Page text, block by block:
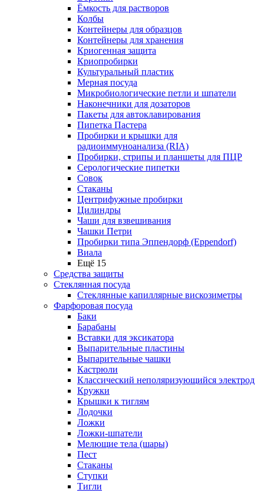
Ёмкость для растворов
Колбы
Контейнеры для образцов
Контейнеры для хранения
Криогенная защита
Криопробирки
Культуральный пластик
Мерная посуда
Микробиологические петли и шпатели
Наконечники для дозаторов
Пакеты для автоклавирования
Пипетка Пастера
Пробирки и крышки для
радиоиммуноанализа (RIA)
Пробирки, стрипы и планшеты для ПЦР
Серологические пипетки
Совок
Стаканы
Центрифужные пробирки
Цилиндры
Чаши для взвешивания
Чашки Петри
Пробирки типа Эппендорф (Eppendorf)
Виала
Ещё 15
Средства защиты
Стеклянная посуда
Стеклянные капиллярные вискозиметры
Фарфоровая посуда
Баки
Барабаны
Вставки для эксикатора
Выпарительные пластины
Выпарительные чашки
Кастрюли
Классический неполяризующийся электрод
Кружки
Крышки к тиглям
Лодочки
Ложки
Ложки-шпатели
Мелющие тела (шары)
Пест
Стаканы
Ступки
Тигли